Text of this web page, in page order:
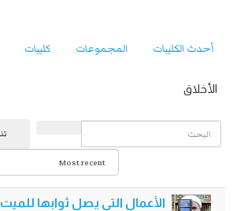
أحدث الكليبات المجموعات كليبات
الأخلاق
البحث
الأعمال التي يصل ثوابها